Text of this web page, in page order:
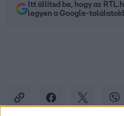
Itt állítsd be, hogy az
legyen a Google-